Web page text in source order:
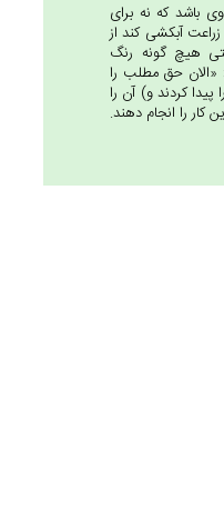
باشد كه نه براى
آبكشى كند از
هيچ گونه رنگ
«الان حق مطلب را
كردند و) آن را
كار را انجام دهند.